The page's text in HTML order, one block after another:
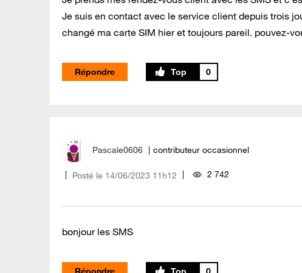
Je suis en contact avec le service client depuis trois
changé ma carte SIM hier et toujours pareil. pouvez-
Répondre 0
Pascale0606 contributeur occasionnel
Posté le ‎14/06/2023 11h12 2 742
bonjour les SMS